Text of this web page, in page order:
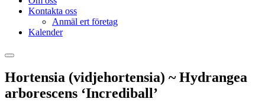
Kontakta oss
Anmäl ert företag
Kalender
Hortensia (vidjehortensia) ~ Hydrangea
arborescens ‘Incrediball’